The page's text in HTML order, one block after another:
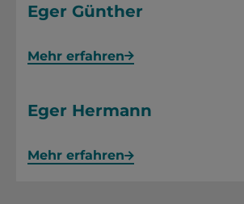
Eger Günther
Mehr erfahren
Eger Hermann
Mehr erfahren